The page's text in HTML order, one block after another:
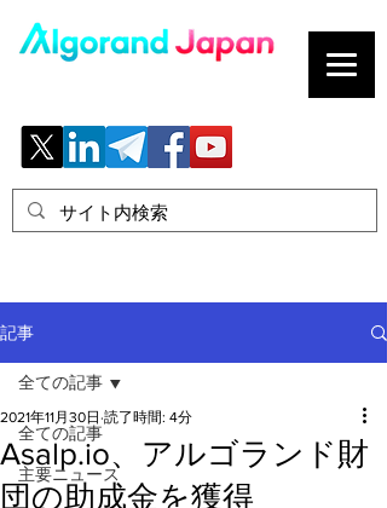
記事
全ての記事
主要ニュース
全ての記事
Asalp.io、アルゴランド財
団の助成金を獲得
2021年11月30日 読了時間: 4分